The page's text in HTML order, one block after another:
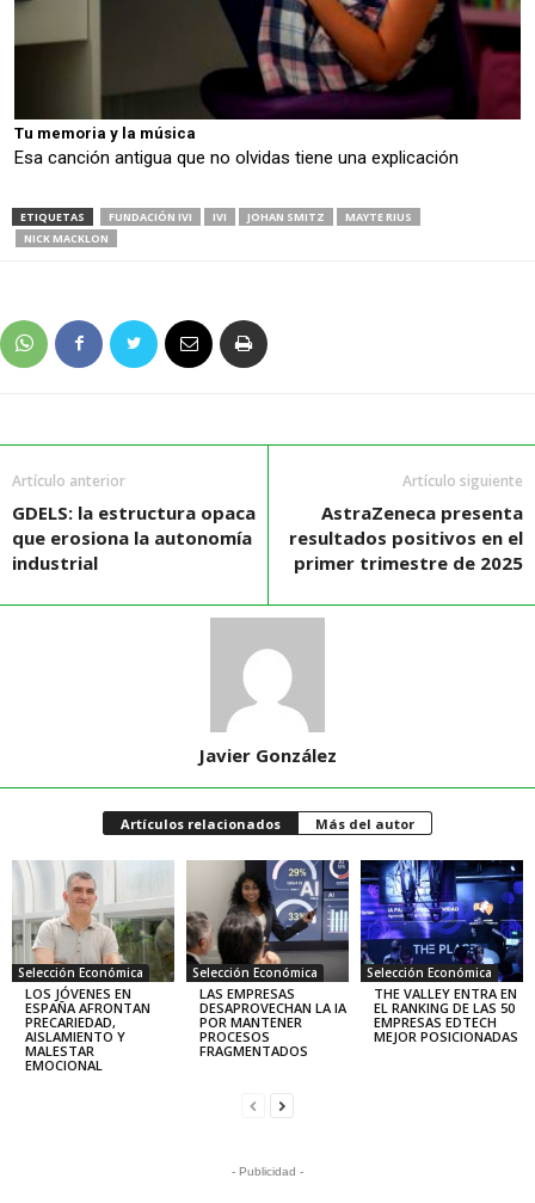
Tu memoria y la música
Esa canción antigua que no olvidas tiene una explicación
ETIQUETAS FUNDACIÓN IVI IVI JOHAN SMITZ
MAYTE RIUS
NICK MACKLON
Artículo anterior
GDELS: la estructura opaca
que erosiona la autonomía
industrial
Artículo siguiente
AstraZeneca presenta
resultados positivos en el
primer trimestre de 2025
Javier González
Artículos relacionados Más del autor
Selección Económica
LOS JÓVENES EN
ESPAÑA AFRONTAN
PRECARIEDAD,
AISLAMIENTO Y
MALESTAR
EMOCIONAL
Selección Económica
LAS EMPRESAS
DESAPROVECHAN LA IA
POR MANTENER
PROCESOS
FRAGMENTADOS
Selección Económica
THE VALLEY ENTRA EN
EL RANKING DE LAS 50
EMPRESAS EDTECH
MEJOR POSICIONADAS
- Publicidad -